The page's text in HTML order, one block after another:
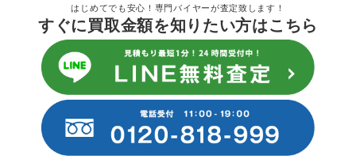
はじめてでも安心！専門バイヤーが査定致します！
すぐに買取金額を知りたい方はこちら